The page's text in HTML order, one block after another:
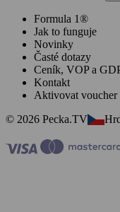
Formula 1®
Jak to funguje
Novinky
Časté dotazy
Ceník, VOP a
Kontakt
Aktivovat voucher
© 2026 Pecka.TV